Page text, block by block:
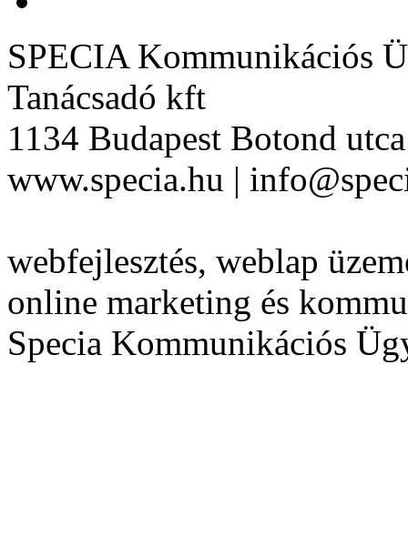
SPECIA Kommunikációs
Tanácsadó kft
1134 Budapest Botond
www.specia.hu |
webfejlesztés, weblap
online marketing és
Specia Kommunikációs